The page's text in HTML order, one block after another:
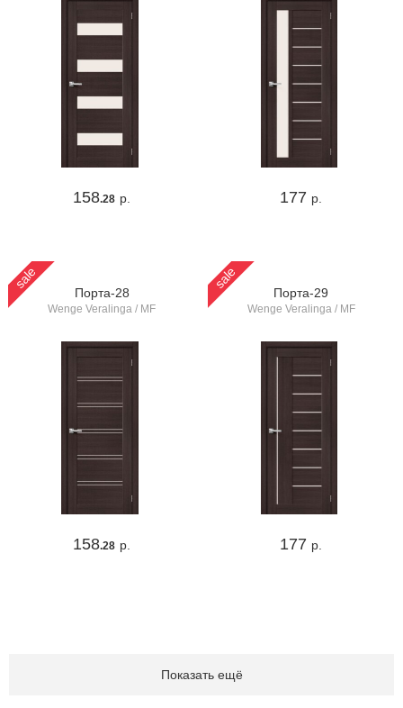
158.28 р. 177 р.
sale
Порта-28
Wenge Veralinga / MF
158.28 р.
sale
Порта-29
Wenge Veralinga / MF
177 р.
Показать ещё